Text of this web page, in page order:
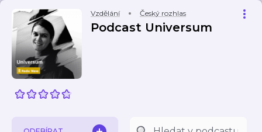
Vzdělání Český rozhlas
Podcast Universum